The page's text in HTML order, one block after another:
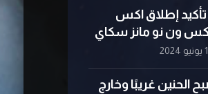
تأكيد إطلاق اكس
​​ون نو مانز سكاي
1 يونيو 2024
الحنين غريبًا وخارج